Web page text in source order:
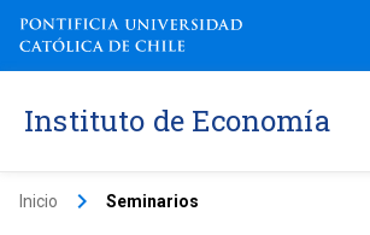
Instituto de Economía
Inicio keyboard_arrow_right Seminarios